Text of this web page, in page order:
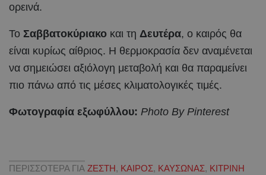
ορεινά.
Το Σαββατοκύριακο και τη Δευτέρα, ο καιρός θα
είναι κυρίως αίθριος. Η θερμοκρασία δεν αναμένεται
να σημειώσει αξιόλογη μεταβολή και θα παραμείνει
πιο πάνω από τις μέσες κλιματολογικές τιμές.
Φωτογραφία εξωφύλλου: Photo By Pinterest
ΠΕΡΙΣΣΟΤΕΡΑ ΓΙΑ ΖΕΣΤΗ, ΚΑΙΡΟΣ, ΚΑΥΣΩΝΑΣ, ΚΙΤΡΙΝΗ